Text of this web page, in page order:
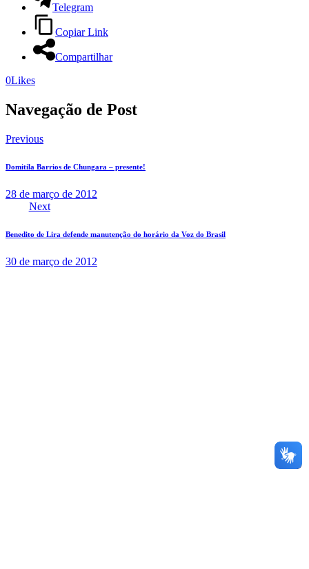
Telegram
Copiar Link
Compartilhar
0Likes
Navegação de Post
Previous
Domitila Barrios de Chungara – presente!
28 de março de 2012
Next
Benedito de Lira defende manutenção do horário da Voz do Brasil
30 de março de 2012